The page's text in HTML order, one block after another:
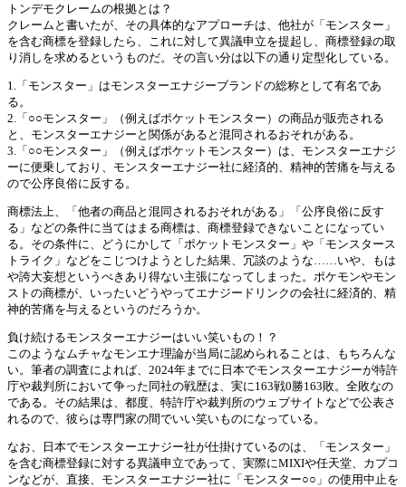
トンデモクレームの根拠とは？
クレームと書いたが、その具体的なアプローチは、他社が「モンスター」
を含む商標を登録したら、これに対して異議申立を提起し、商標登録の取
り消しを求めるというものだ。その言い分は以下の通り定型化している。
1.「モンスター」はモンスターエナジーブランドの総称として有名であ
る。
2.「○○モンスター」（例えばポケットモンスター）の商品が販売される
と、モンスターエナジーと関係があると混同されるおそれがある。
3.「○○モンスター」（例えばポケットモンスター）は、モンスターエナジ
ーに便乗しており、モンスターエナジー社に経済的、精神的苦痛を与える
ので公序良俗に反する。
商標法上、「他者の商品と混同されるおそれがある」「公序良俗に反す
る」などの条件に当てはまる商標は、商標登録できないことになってい
る。その条件に、どうにかして「ポケットモンスター」や「モンスタース
トライク」などをこじつけようとした結果、冗談のような……いや、もは
や誇大妄想というべきあり得ない主張になってしまった。ポケモンやモン
ストの商標が、いったいどうやってエナジードリンクの会社に経済的、精
神的苦痛を与えるというのだろうか。
負け続けるモンスターエナジーはいい笑いもの！？
このようなムチャなモンエナ理論が当局に認められることは、もちろんな
い。筆者の調査によれば、2024年までに日本でモンスターエナジーが特許
庁や裁判所において争った同社の戦歴は、実に163戦0勝163敗。全敗なの
である。その結果は、都度、特許庁や裁判所のウェブサイトなどで公表さ
れるので、彼らは専門家の間でいい笑いものになっている。
なお、日本でモンスターエナジー社が仕掛けているのは、「モンスター」
を含む商標登録に対する異議申立であって、実際にMIXIや任天堂、カプコ
ンなどが、直接、モンスターエナジー社に「モンスター○○」の使用中止を